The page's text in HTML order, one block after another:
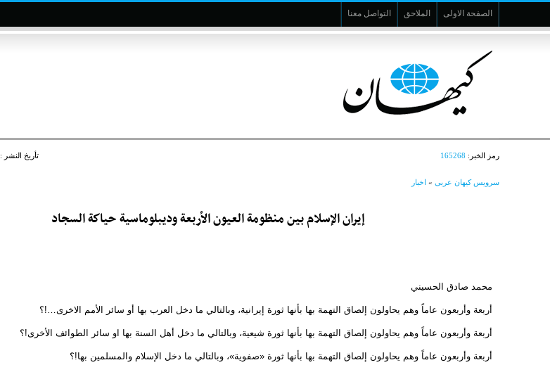
الصفحة الاولى الملاحق التواصل معنا
رمز الخبر: 165268 تأريخ النشر :
سرویس کیهان عربی » اخبار
إيران الإسلام بين منظومة العيون الأربعة وديبلوماسية حياكة السجاد
محمد صادق الحسيني
أربعة وأربعون عاماً وهم يحاولون إلصاق التهمة بها بأنها ثورة إيرانية، وبالتالي ما دخل العرب بها أو سائر الأمم الاخرى…!؟
أربعة وأربعون عاماً وهم يحاولون إلصاق التهمة بها بأنها ثورة شيعية، وبالتالي ما دخل أهل السنة بها او سائر الطوائف الأخرى!؟
أربعة وأربعون عاماً وهم يحاولون إلصاق التهمة بها بأنها ثورة «صفوية»، وبالتالي ما دخل الإسلام والمسلمين بها!؟